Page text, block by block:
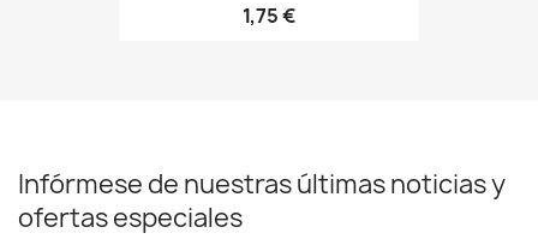
1,75 €
Infórmese de nuestras últimas noticias y
ofertas especiales